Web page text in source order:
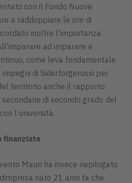
con il Fondo Nuove
a raddoppiare le ore di
inoltre l'importanza
ad imparare e
come leva fondamentale
di Siderforgerossi per
territorio anche il rapporto
di secondo grado del
l’università.
finanziate
Mauri ha invece riepilogato
nato 21 anni fa che